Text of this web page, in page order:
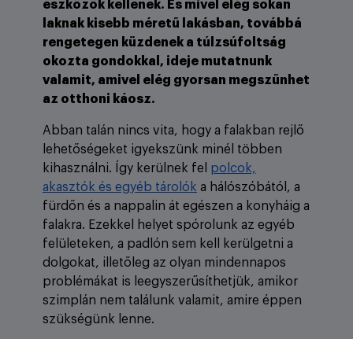
eszközök kellenek. És mivel elég sokan
laknak kisebb méretű lakásban, továbbá
rengetegen küzdenek a túlzsúfoltság
okozta gondokkal, ideje mutatnunk
valamit, amivel elég gyorsan megszűnhet
az otthoni káosz.
Abban talán nincs vita, hogy a falakban rejlő
lehetőségeket igyekszünk minél többen
kihasználni. Így kerülnek fel polcok,
akasztók és egyéb tárolók a hálószóbától, a
fürdőn és a nappalin át egészen a konyháig a
falakra. Ezekkel helyet spórolunk az egyéb
felületeken, a padlón sem kell kerülgetni a
dolgokat, illetőleg az olyan mindennapos
problémákat is leegyszerűsíthetjük, amikor
szimplán nem találunk valamit, amire éppen
szükségünk lenne.